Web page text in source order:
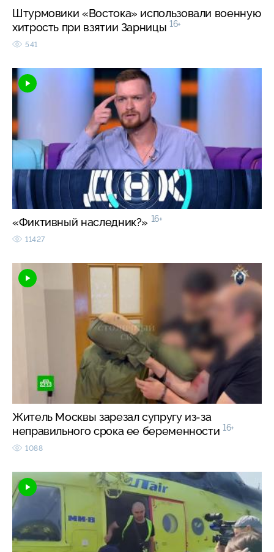
Штурмовики «Востока» использовали военную
хитрость при взятии Зарницы 16+
541
«Фиктивный наследник?» 16+
11427
Житель Москвы зарезал супругу из-за
неправильного срока ее беременности 16+
1088